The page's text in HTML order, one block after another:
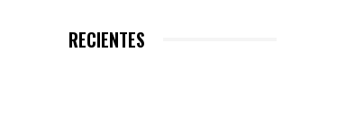
RECIENTES